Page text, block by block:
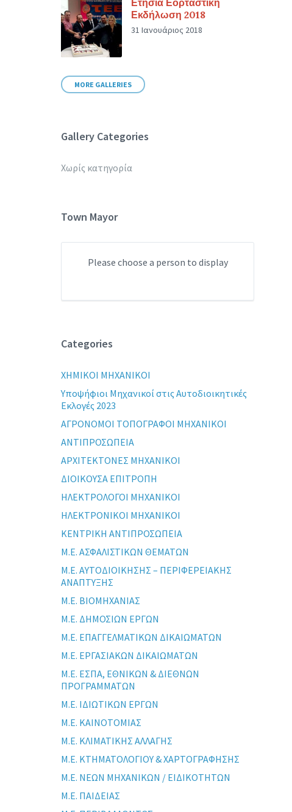
Ετήσια Εορταστική
Εκδήλωση 2018
31 Ιανουάριος 2018
MORE GALLERIES
Gallery Categories
Χωρίς κατηγορία
Town Mayor
Please choose a person to display
Categories
XHMIKOI MHXANIKOI
Yποψήφιοι Μηχανικοί στις Αυτοδιοικητικές
Εκλογές 2023
ΑΓΡΟΝΟΜΟΙ ΤΟΠΟΓΡΑΦΟΙ ΜΗΧΑΝΙΚΟΙ
ΑΝΤΙΠΡΟΣΩΠΕΙΑ
ΑΡΧΙΤΕΚΤΟΝΕΣ ΜΗΧΑΝΙΚΟΙ
ΔΙΟΙΚΟΥΣΑ ΕΠΙΤΡΟΠΗ
ΗΛΕΚΤΡΟΛΟΓΟΙ ΜΗΧΑΝΙΚΟΙ
ΗΛΕΚΤΡΟΝΙΚΟΙ ΜΗΧΑΝΙΚΟΙ
ΚΕΝΤΡΙΚΗ ΑΝΤΙΠΡΟΣΩΠΕΙΑ
Μ.Ε. ΑΣΦΑΛΙΣΤΙΚΩΝ ΘΕΜΑΤΩΝ
Μ.Ε. ΑΥΤΟΔΙΟΙΚΗΣΗΣ – ΠΕΡΙΦΕΡΕΙΑΚΗΣ
ΑΝΑΠΤΥΞΗΣ
Μ.Ε. ΒΙΟΜΗΧΑΝΙΑΣ
Μ.Ε. ΔΗΜΟΣΙΩΝ ΕΡΓΩΝ
Μ.Ε. ΕΠΑΓΓΕΛΜΑΤΙΚΩΝ ΔΙΚΑΙΩΜΑΤΩΝ
Μ.Ε. ΕΡΓΑΣΙΑΚΩΝ ΔΙΚΑΙΩΜΑΤΩΝ
Μ.Ε. ΕΣΠΑ, ΕΘΝΙΚΩΝ & ΔΙΕΘΝΩΝ
ΠΡΟΓΡΑΜΜΑΤΩΝ
Μ.Ε. ΙΔΙΩΤΙΚΩΝ ΕΡΓΩΝ
Μ.Ε. ΚΑΙΝΟΤΟΜΙΑΣ
Μ.Ε. ΚΛΙΜΑΤΙΚΗΣ ΑΛΛΑΓΗΣ
Μ.Ε. ΚΤΗΜΑΤΟΛΟΓΙΟΥ & ΧΑΡΤΟΓΡΑΦΗΣΗΣ
Μ.Ε. ΝΕΩΝ ΜΗΧΑΝΙΚΩΝ / ΕΙΔΙΚΟΤΗΤΩΝ
Μ.Ε. ΠΑΙΔΕΙΑΣ